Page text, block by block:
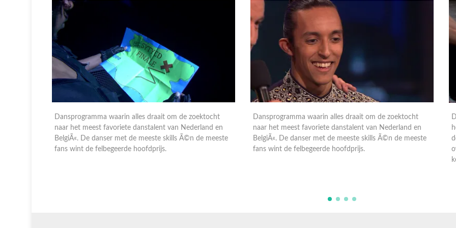
Dansprogramma waarin alles draait om de zoektocht
naar het meest favoriete danstalent van Nederland en
BelgiÃ«. De danser met de meeste skills Ã©n de meeste
fans wint de felbegeerde hoofdprijs.
Dansprogramma waarin alles draait om de zoektocht
naar het meest favoriete danstalent van Nederland en
BelgiÃ«. De danser met de meeste skills Ã©n de meeste
fans wint de felbegeerde hoofdprijs.